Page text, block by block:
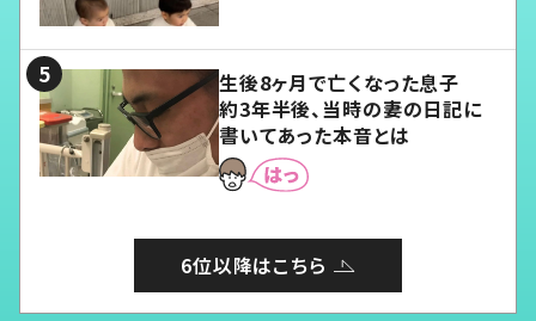
生後8ヶ月で亡くなった息子
約3年半後、当時の妻の日記に
書いてあった本音とは
6位以降はこちら